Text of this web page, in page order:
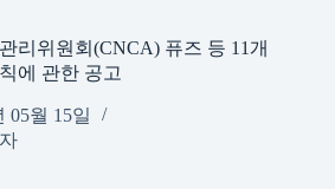
리위원회(CNCA) 퓨즈 등 11개
에 관한 공고
05월 15일